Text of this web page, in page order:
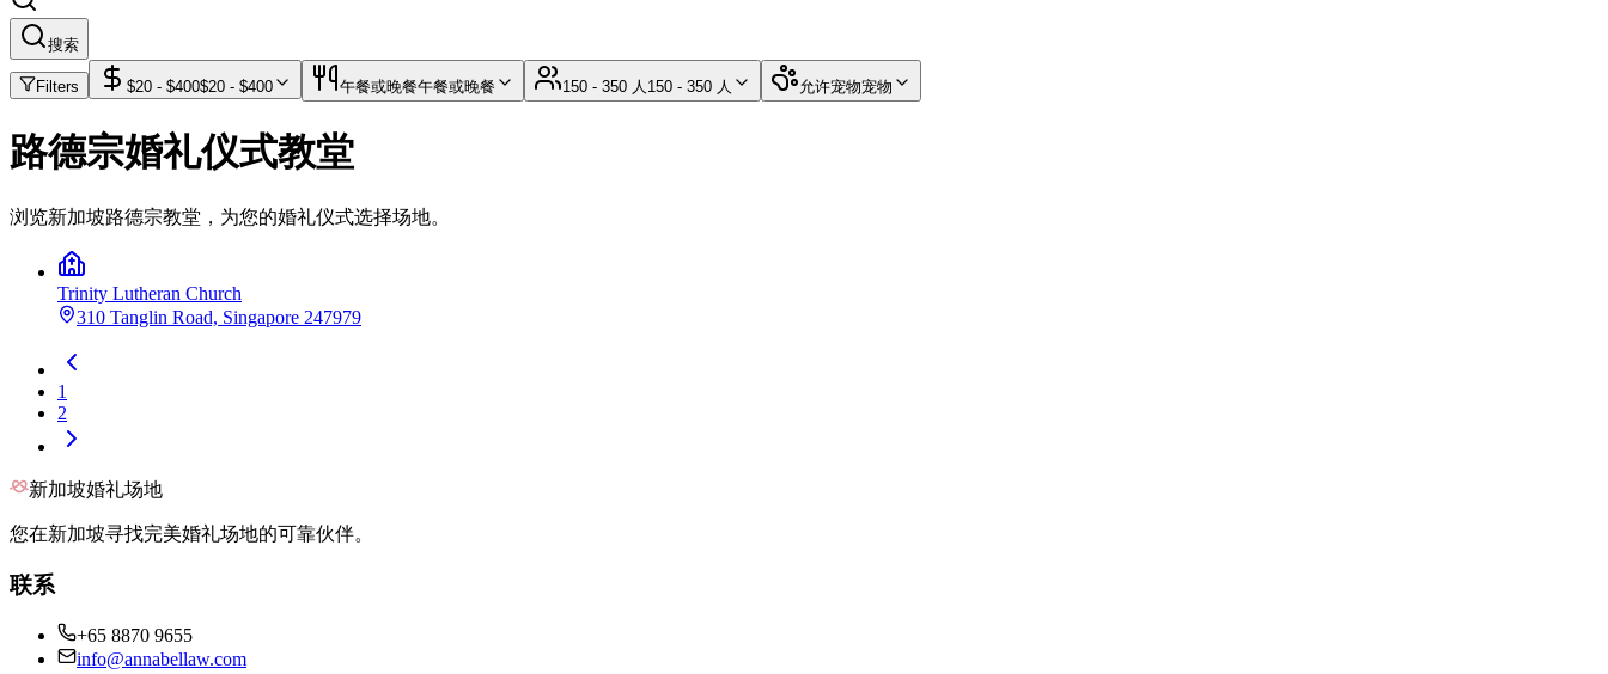
搜索
Filters $20 - $400$20 - $400 午餐或晚餐午餐或晚餐 150 - 350 人 150 - 350 人 允许宠物宠物
路德宗婚礼仪式教堂
浏览新加坡路德宗教堂，为您的婚礼仪式选择场地。
Trinity Lutheran Church
310 Tanglin Road, Singapore 247979
1
2
新加坡婚礼场地
您在新加坡寻找完美婚礼场地的可靠伙伴。
联系
+65 8870 9655
info@annabellaw.com